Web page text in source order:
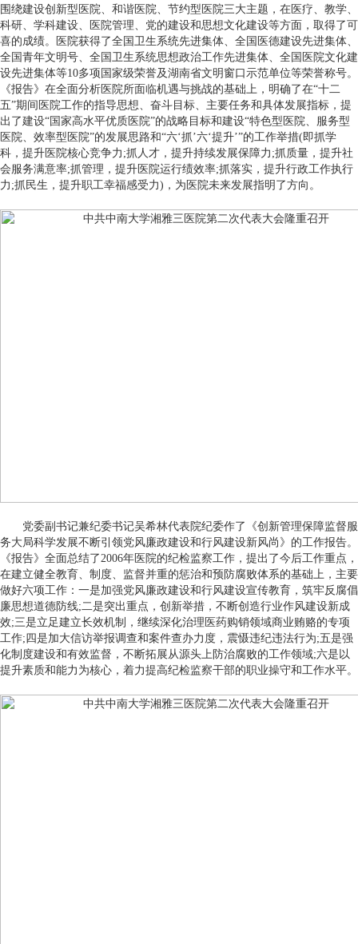
围绕建设创新型医院、和谐医院、节约型医院三大主题，在医疗、教学、
科研、学科建设、医院管理、党的建设和思想文化建设等方面，取得了可
喜的成绩。医院获得了全国卫生系统先进集体、全国医德建设先进集体、
全国青年文明号、全国卫生系统思想政治工作先进集体、全国医院文化建
设先进集体等10多项国家级荣誉及湖南省文明窗口示范单位等荣誉称号。
《报告》在全面分析医院所面临机遇与挑战的基础上，明确了在“十二
五”期间医院工作的指导思想、奋斗目标、主要任务和具体发展指标，提
出了建设“国家高水平优质医院”的战略目标和建设“特色型医院、服务型
医院、效率型医院”的发展思路和“六‘抓’六‘提升’”的工作举措(即抓学
科，提升医院核心竞争力;抓人才，提升持续发展保障力;抓质量，提升社
会服务满意率;抓管理，提升医院运行绩效率;抓落实，提升行政工作执行
力;抓民生，提升职工幸福感受力)，为医院未来发展指明了方向。
党委副书记兼纪委书记吴希林代表院纪委作了《创新管理保障监督服
务大局科学发展不断引领党风廉政建设和行风建设新风尚》的工作报告。
《报告》全面总结了2006年医院的纪检监察工作，提出了今后工作重点，
在建立健全教育、制度、监督并重的惩治和预防腐败体系的基础上，主要
做好六项工作：一是加强党风廉政建设和行风建设宣传教育，筑牢反腐倡
廉思想道德防线;二是突出重点，创新举措，不断创造行业作风建设新成
效;三是立足建立长效机制，继续深化治理医药购销领域商业贿赂的专项
工作;四是加大信访举报调查和案件查办力度，震慑违纪违法行为;五是强
化制度建设和有效监督，不断拓展从源头上防治腐败的工作领域;六是以
提升素质和能力为核心，着力提高纪检监察干部的职业操守和工作水平。